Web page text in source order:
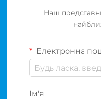
Наш
Електронна
Ім'я